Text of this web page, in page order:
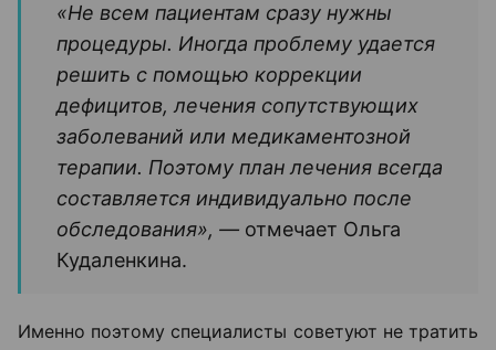
«Не всем пациентам сразу нужны
процедуры. Иногда проблему удается
решить с помощью коррекции
дефицитов, лечения сопутствующих
заболеваний или медикаментозной
терапии. Поэтому план лечения всегда
составляется индивидуально после
обследования», — отмечает Ольга
Кудаленкина.
Именно поэтому специалисты советуют не тратить